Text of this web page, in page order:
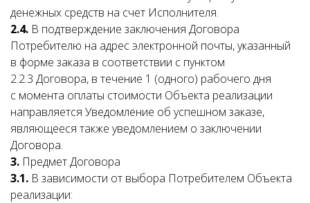
денежных средств на счет Исполнителя.
2.4. В подтверждение заключения Договора
Потребителю на адрес электронной почты, указанный
в форме заказа в соответствии с пунктом
2.2.3 Договора, в течение 1 (одного) рабочего дня
с момента оплаты стоимости Объекта реализации
направляется Уведомление об успешном заказе,
являющееся также уведомлением о заключении
Договора.
3. Предмет Договора
3.1. В зависимости от выбора Потребителем Объекта
реализации: